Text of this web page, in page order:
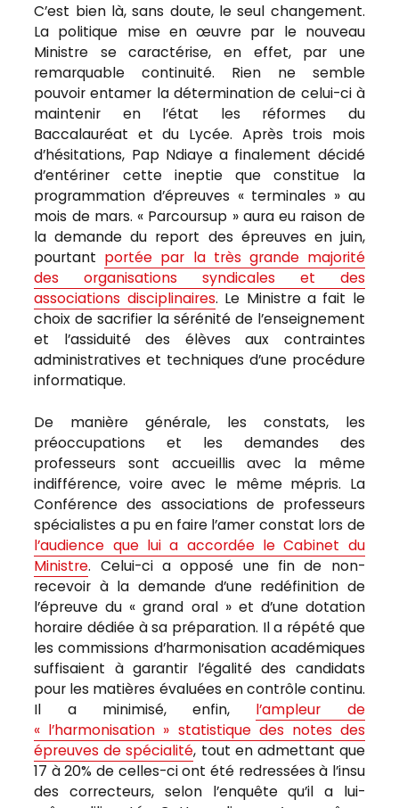
C’est bien là, sans doute, le seul changement.
La politique mise en œuvre par le nouveau
Ministre se caractérise, en effet, par une
remarquable continuité. Rien ne semble
pouvoir entamer la détermination de celui-ci à
maintenir en l’état les réformes du
Baccalauréat et du Lycée. Après trois mois
d’hésitations, Pap Ndiaye a finalement décidé
d’entériner cette ineptie que constitue la
programmation d’épreuves « terminales » au
mois de mars. « Parcoursup » aura eu raison de
la demande du report des épreuves en juin,
pourtant portée par la très grande majorité
des organisations syndicales et des
associations disciplinaires. Le Ministre a fait le
choix de sacrifier la sérénité de l’enseignement
et l’assiduité des élèves aux contraintes
administratives et techniques d’une procédure
informatique.
De manière générale, les constats, les
préoccupations et les demandes des
professeurs sont accueillis avec la même
indifférence, voire avec le même mépris. La
Conférence des associations de professeurs
spécialistes a pu en faire l’amer constat lors de
l’audience que lui a accordée le Cabinet du
Ministre. Celui-ci a opposé une fin de non-
recevoir à la demande d’une redéfinition de
l’épreuve du « grand oral » et d’une dotation
horaire dédiée à sa préparation. Il a répété que
les commissions d’harmonisation académiques
suffisaient à garantir l’égalité des candidats
pour les matières évaluées en contrôle continu.
Il a minimisé, enfin, l’ampleur de
« l’harmonisation » statistique des notes des
épreuves de spécialité, tout en admettant que
17 à 20% de celles-ci ont été redressées à l’insu
des correcteurs, selon l’enquête qu’il a lui-